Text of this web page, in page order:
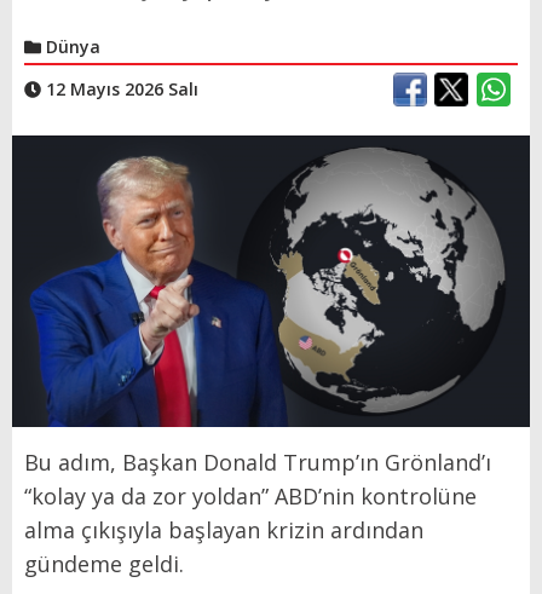
Dünya
12 Mayıs 2026 Salı
Bu adım, Başkan Donald Trump’ın Grönland’ı
“kolay ya da zor yoldan” ABD’nin kontrolüne
alma çıkışıyla başlayan krizin ardından
gündeme geldi.